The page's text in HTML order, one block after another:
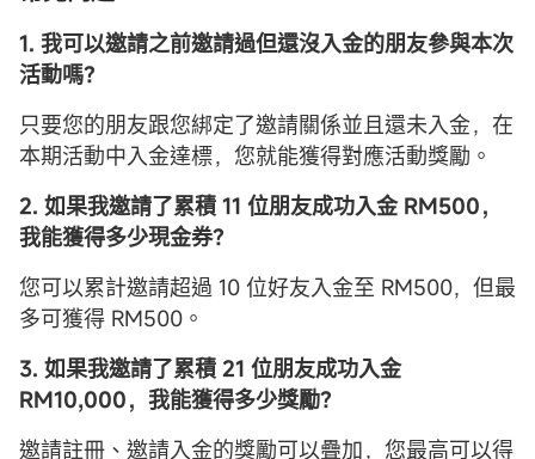
1. 我可以邀請之前邀請過但還沒入金的朋友參與本次
活動嗎？
只要您的朋友跟您綁定了邀請關係並且還未入金，在
本期活動中入金達標，您就能獲得對應活動獎勵。
2. 如果我邀請了累積 11 位朋友成功入金 RM500，
我能獲得多少現金券？
您可以累計邀請超過 10 位好友入金至 RM500，但最
多可獲得 RM500。
3. 如果我邀請了累積 21 位朋友成功入金
RM10,000，我能獲得多少獎勵？
邀請註冊、邀請入金的獎勵可以疊加，您最高可以得